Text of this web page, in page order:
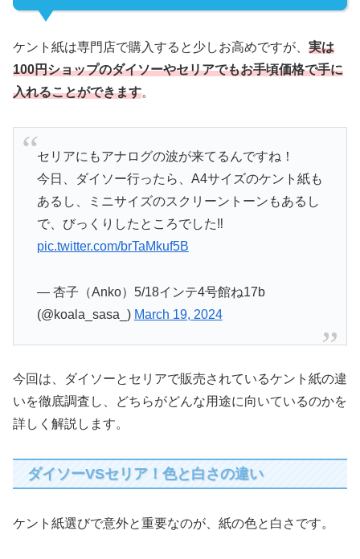
ケント紙は専門店で購入すると少しお高めですが、 実は
100円ショップのダイソーやセリアでもお手頃価格で手に
入れることができます。
セリアにもアナログの波が来てるんですね！
今日、ダイソー行ったら、A4サイズのケント紙も
あるし、ミニサイズのスクリーントーンもあるし
で、びっくりしたところでした‼︎
pic.twitter.com/brTaMkuf5B
— 杏子（Anko）5/18インテ4号館ね17b
(@koala_sasa_) March 19, 2024
今回は、ダイソーとセリアで販売されているケント紙の違
いを徹底調査し、どちらがどんな用途に向いているのかを
詳しく解説します。
ダイソーVSセリア！色と白さの違い
ケント紙選びで意外と重要なのが、紙の色と白さです。